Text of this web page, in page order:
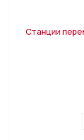
Станции